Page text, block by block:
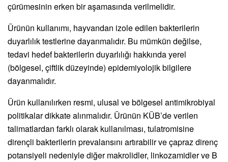
çürümesinin erken bir aşamasında verilmelidir.
Ürünün kullanımı, hayvandan izole edilen bakterilerin
duyarlılık testlerine dayanmalıdır. Bu mümkün değilse,
tedavi hedef bakterilerin duyarlılığı hakkında yerel
(bölgesel, çiftlik düzeyinde) epidemiyolojik bilgilere
dayanmalıdır.
Ürün kullanılırken resmi, ulusal ve bölgesel antimikrobiyal
politikalar dikkate alınmalıdır. Ürünün KÜB’de verilen
talimatlardan farklı olarak kullanılması, tulatromisine
dirençli bakterilerin prevalansını artırabilir ve çapraz direnç
potansiyeli nedeniyle diğer makrolidler, linkozamidler ve B